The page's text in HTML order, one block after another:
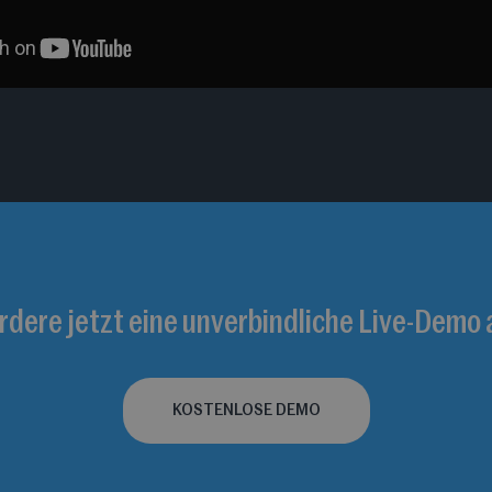
jetzt eine unverbindliche Live-Demo
KOSTENLOSE DEMO